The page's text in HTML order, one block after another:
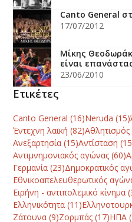
Canto General
17/07/2012
Μίκης
είναι
23/06/2010
Ετικέτες
Canto General (16)Neruda (15)
Έντεχνη λαϊκή (82)Αθλητισμός
Ανεξαρτησία (15)Αντίσταση
Αντιμνημονιακός αγώνας (60)
Γερμανία (23)Δημοκρατικός
Εθνικοαπελευθερωτικός
Ειρήνη - αντιπολεμικό κίνημα
Ελληνικότητα (11)
Ζάτουνα (9)Ζορμπάς (17)ΗΠΑ